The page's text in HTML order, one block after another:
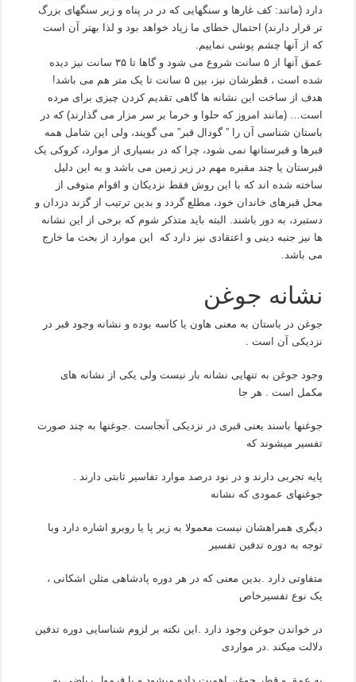
دارد (ماتند: کف غارها و سنگهایی که در در پناه و زیر سنگهای بزرگ
تر قرار دارند) احتمال خطای ما زیاد خواهد بود و لذا بهتر آن است
که از آنها چشم پوشی نماییم.
عمق آنها از ۵ سانت شروع می شود و گاها تا ۳۵ سانت نیز دیده
شده است ، قطرشان نیز، بین ۵ سانت تا یک متر هم می باشد!
هدف از ساخت این نشانه ها گاهی تقدیم کردن چیزی برای مرده
است… (مانند امروز که حلوا و خرما بر سر مزار می گذارند) که در
باستان شناسی آن را ” گودال قبر” می گویند، ولی این شامل همه
قبرها و قبرستانها نمی شود، چرا که در بسیاری از موارد، کروکی یک
قبرستان یا چند مقبره مهم در زیر زمین می باشد و به این دلیل
ساخته شده اند که با این روش فقط نزدیکان و اقوام متوفی از
محل قبرهای خاندان خود، مطلع گردد و بدین ترتیب از گزند دزدان و
دستبرد، به دور باشند. البته باید متذکر شوم که برخی از این نشانه
ها نیز جنبه دینی و اعتقادی نیز دارد که این موارد از بحث ما خارج
می باشد.
نشانه جوغن
جوغن در باستان به معنی هاون یا کاسه بوده و نشانه وجود قبر در
نزدیکی آن است .
وجود جوغن به تنهایی نشانه بار نیست ولی یکی از نشانه های
مکمل است . هر جا
جوغنها باسند یعنی قبری در نزدیکی آنجاست .جوغنها به چند صورت
تفسیر میشوند که
پایه تجربی دارند و در نود درصد موارد تفاسیر ثابتی دارند .
جوغنهای عمودی که نشانه
دیگری همراهشان نیست معمولا به زیر پا یا روبرو اشاره دارد وبا
توجه به دوره تدفین تفسیر
متفاوتی دارد .بدین معنی که در هر دوره پادشاهی مثلن اشکانی ،
یک نوع تفسیرخاص
در خواندن جوغن وجود دارد .این نکته بر لزوم شناسایی دوره تدفین
دلالت میکند .در مواردی